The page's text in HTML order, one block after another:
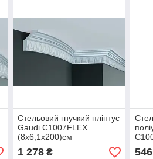
Стельовий гнучкий плінтус
Gaudi C1007FLEX
(8х6,1х200)см
1 278₴ 546